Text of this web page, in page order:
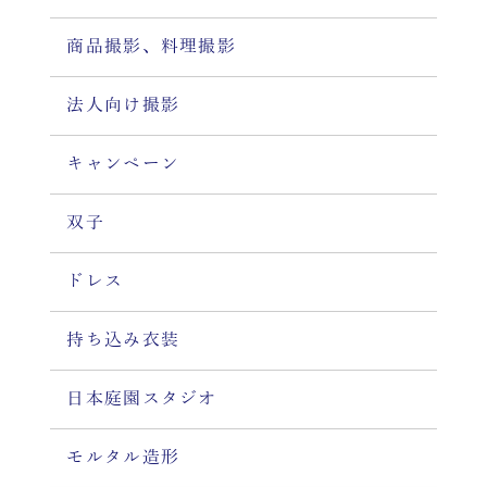
商品撮影、料理撮影
法人向け撮影
キャンペーン
双子
ドレス
持ち込み衣装
日本庭園スタジオ
モルタル造形